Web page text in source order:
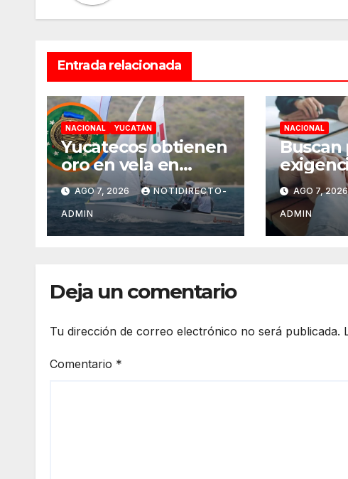
Entrada relacionada
NACIONAL YUCATÁN
Yucatecos obtienen
oro en vela en
Santo Domingo
AGO 7, 2026 NOTIDIRECTO-
ADMIN
NACIONAL
Buscan
AGO 7,
ADMIN
Deja un comentario
Tu dirección de correo electrónico no será publicada.
Comentario *